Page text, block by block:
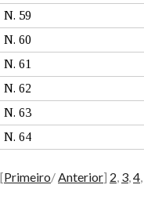
N. 59
N. 60
N. 61
N. 62
N. 63
N. 64
[Primeiro/Anterior] 2, 3,4,